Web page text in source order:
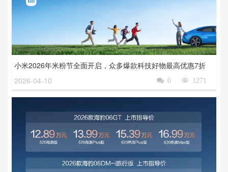
小米2026年米粉节全面开启，众多爆款科技好物最高优惠7折
2026-04-10
1271

0
